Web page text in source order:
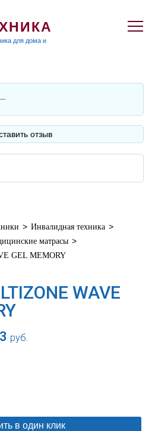
для дома и
отзыв
> Инвалидная техника >
матрасы >
GEL MEMORY
WAVE
руб.
в один клик